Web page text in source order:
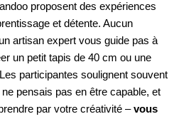
proposent des expériences
et détente. Aucun
artisan expert vous guide pas à
un petit tapis de 40 cm ou une
participantes soulignent souvent
pensais pas en être capable, et
par votre créativité –vous